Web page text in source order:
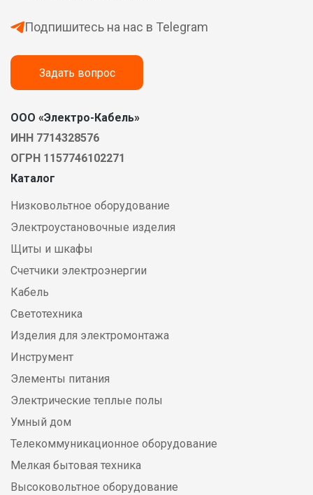
Подпишитесь на нас в Telegram
Задать вопрос
ООО «Электро-Кабель»
ИНН 7714328576
ОГРН 1157746102271
Каталог
Низковольтное оборудование
Электроустановочные изделия
Щиты и шкафы
Счетчики электроэнергии
Кабель
Светотехника
Изделия для электромонтажа
Инструмент
Элементы питания
Электрические теплые полы
Умный дом
Телекоммуникационное оборудование
Мелкая бытовая техника
Высоковольтное оборудование